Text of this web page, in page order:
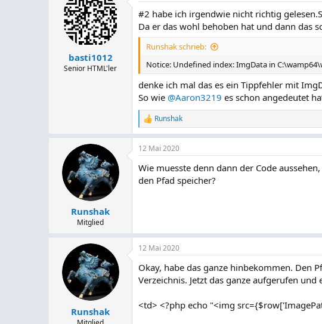
basti1012
Senior HTML'ler
#2 habe ich irgendwie nicht richtig
Da er das wohl behoben hat und dann das
Runshak schrieb:
Notice: Undefined index: ImgData in
denke ich mal das es ein Tippfehler mit
So wie @Aaron3219 es schon angedeutet
R
e
a
k
i
o
Runshak
Runshak
Mitglied
12 Mai 2020
Wie muesste denn dann der Code
den Pfad speicher?
Runshak
12 Mai 2020
Okay, habe das ganze hinbekommen. Den
Verzeichnis. Jetzt das ganze aufgerufen und
<td> <?php echo "<img